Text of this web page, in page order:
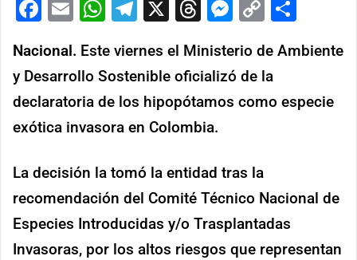
Facebook
EmailWhatsApp
Telegram
X ThreadsCopy
Nacional. Este viernes el Ministerio de Ambiente
y Desarrollo Sostenible oficializó de la
declaratoria de los hipopótamos como especie
exótica invasora en Colombia.
La decisión la tomó la entidad tras la
recomendación del Comité Técnico Nacional de
Especies Introducidas y/o Trasplantadas
Invasoras, por los altos riesgos que representan